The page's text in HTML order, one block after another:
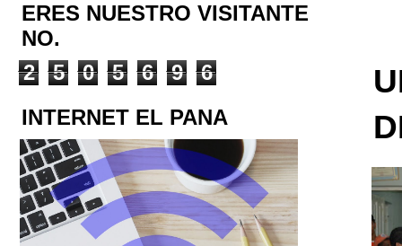
ERES NUESTRO VISITANTE
NO.
2
5 0 5 6 9
6
INTERNET EL PANA